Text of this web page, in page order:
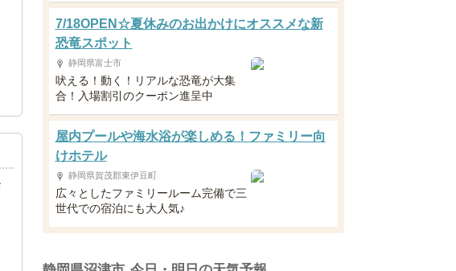
7/18OPEN☆夏休みのお出かけにオススメな新
恐竜スポット
静岡県富士市
吠える！動く！リアルな恐竜が大集
合！入場割引のクーポン進呈中
屋内プールや海水浴が楽しめる！ファミリー向
けホテル
静岡県賀茂郡東伊豆町
広々としたファミリールーム完備で三
世代での宿泊にも大人気♪